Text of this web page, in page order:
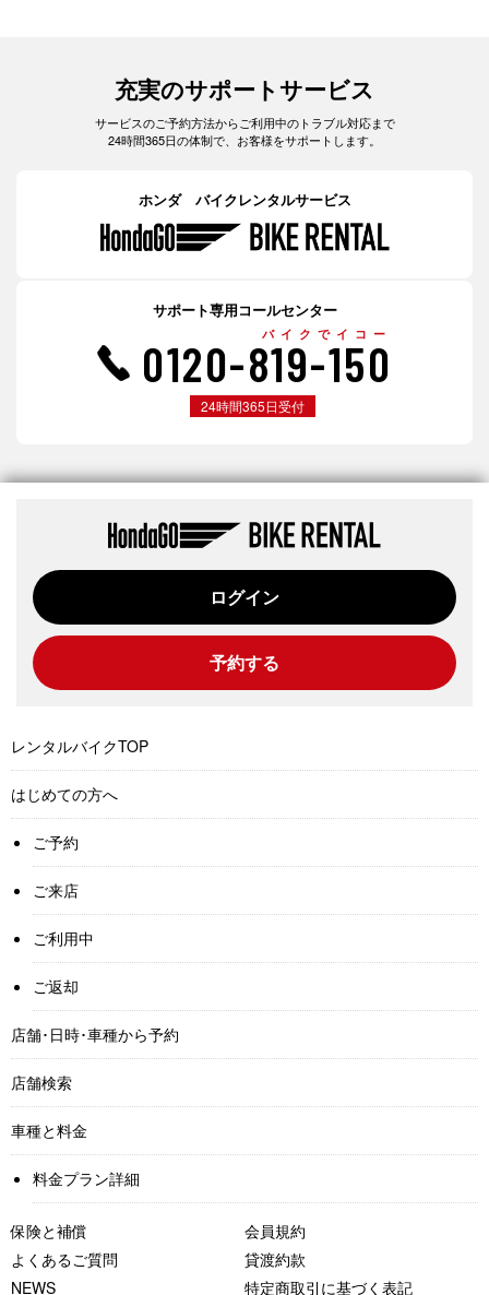
充実のサポートサービス
サービスのご予約方法からご利用中のトラブル対応まで
24時間365日の体制で、お客様をサポートします。
ホンダ バイクレンタルサービス
サポート専用コールセンター
バイクでイコー
0120-819-150
24時間365日受付
ログイン
予約する
レンタルバイクTOP
はじめての方へ
ご予約
ご来店
ご利用中
ご返却
店舗･日時･車種から予約
店舗検索
車種と料金
料金プラン詳細
保険と補償
よくあるご質問
NEWS
会員規約
貸渡約款
特定商取引に基づく表記